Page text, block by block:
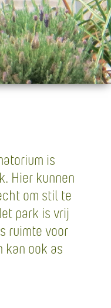
is
Hier kunnen
om stil te
park is vrij
ruimte voor
kan ook as